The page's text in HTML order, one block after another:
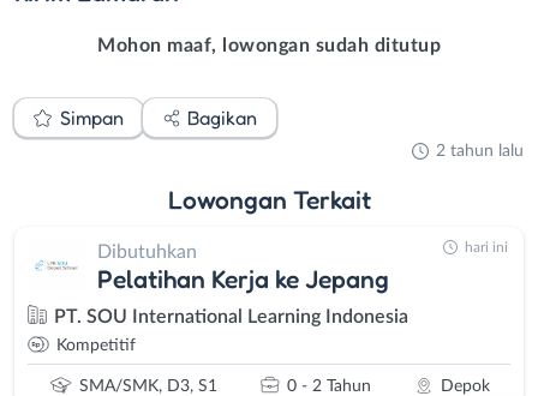
Mohon maaf, lowongan sudah ditutup
Simpan Bagikan
2 tahun lalu
Lowongan Terkait
Dibutuhkan
Pelatihan Kerja ke Jepang
PT. SOU International Learning Indonesia
Kompetitif
SMA/SMK, D3, S1 0 - 2 Tahun Depok
hari ini